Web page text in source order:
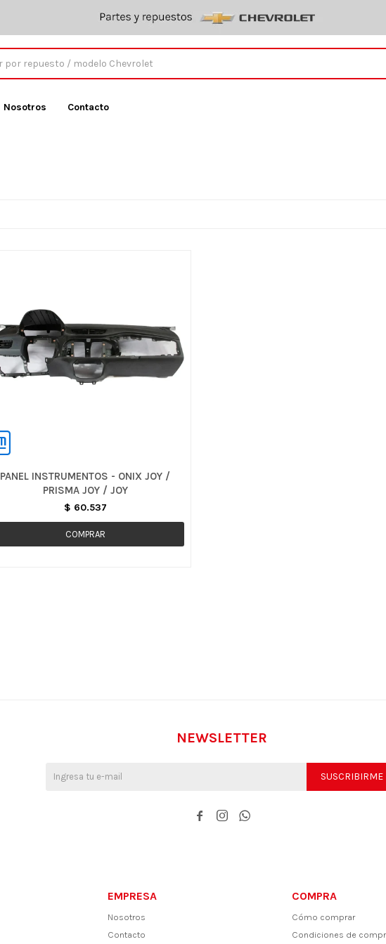
Nosotros Contacto
PANEL INSTRUMENTOS - ONIX JOY /
PRISMA JOY / JOY
$ 60.537
EMPRESA
Nosotros
Contacto
COMPRA
Cómo comprar
Condiciones de
NEWSLETTER
SUSCRIBIRME
  